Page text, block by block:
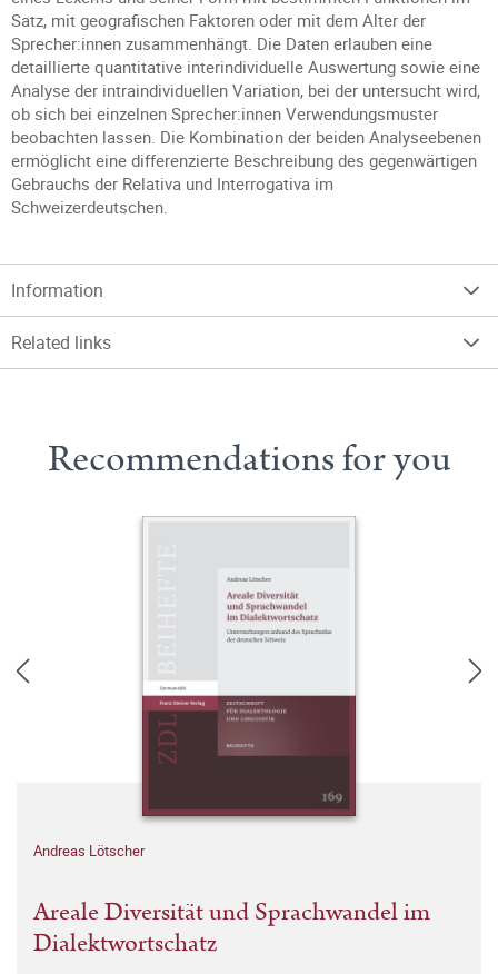
Satz, mit geografischen Faktoren oder mit dem Alter der
Sprecher:innen zusammenhängt. Die Daten erlauben eine
detaillierte quantitative interindividuelle Auswertung sowie eine
Analyse der intraindividuellen Variation, bei der untersucht wird,
ob sich bei einzelnen Sprecher:innen Verwendungsmuster
beobachten lassen. Die Kombination der beiden Analyseebenen
ermöglicht eine differenzierte Beschreibung des gegenwärtigen
Gebrauchs der Relativa und Interrogativa im
Schweizerdeutschen.
Information
Related links
Recommendations for you
Andreas Lötscher
Areale Diversität und Sprachwandel im
Dialektwortschatz